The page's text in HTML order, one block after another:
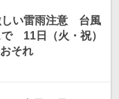
しい雷雨注意 台風
11日（火・祝）
それ